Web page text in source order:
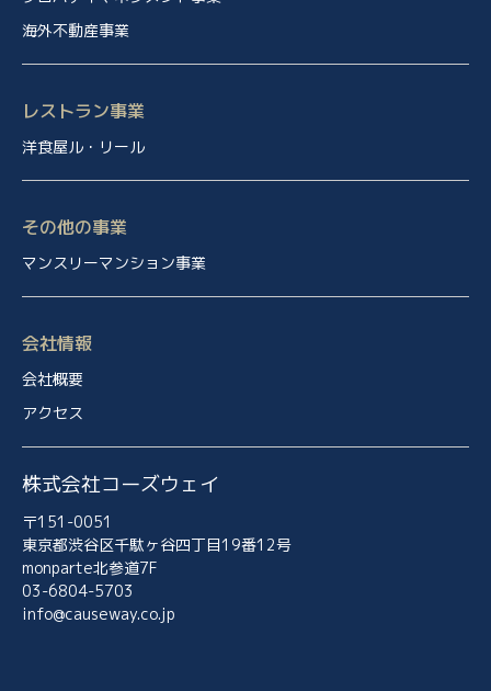
海外不動産事業
レストラン事業
洋食屋ル・リール
その他の事業
マンスリーマンション事業
会社情報
会社概要
アクセス
株式会社コーズウェイ
〒151-0051
東京都渋谷区千駄ヶ谷四丁目19番12号
monparte北参道7F
03-6804-5703
info@causeway.co.jp